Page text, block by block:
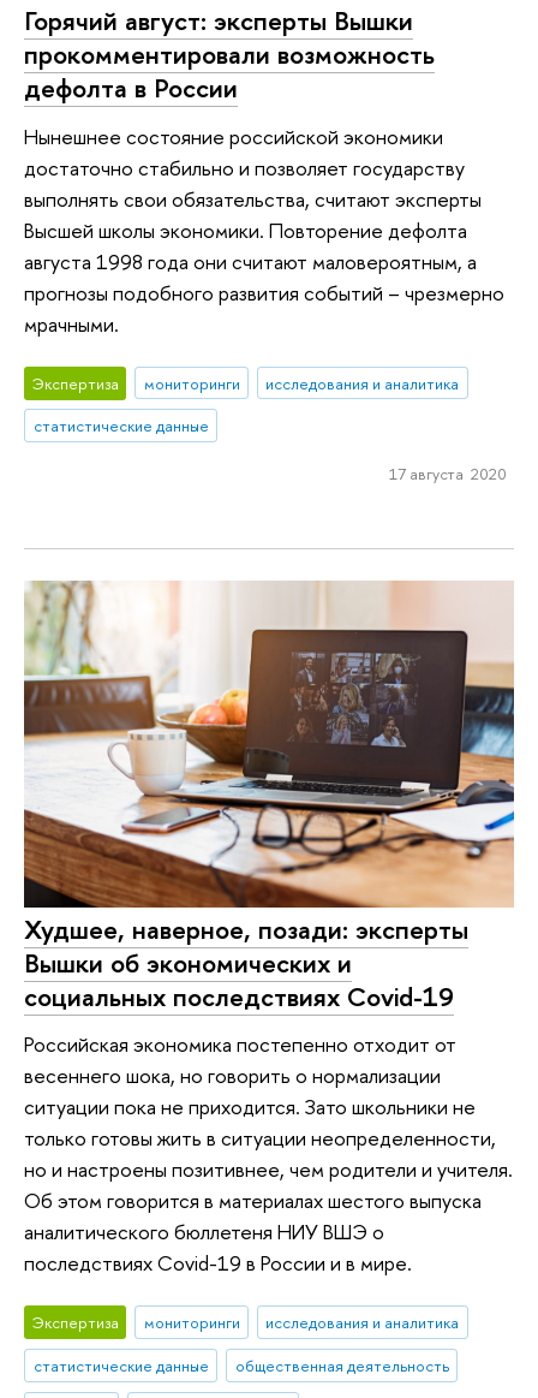
Горячий август: эксперты Вышки
прокомментировали возможность
дефолта в России
Нынешнее состояние российской экономики
достаточно стабильно и позволяет государству
выполнять свои обязательства, считают эксперты
Высшей школы экономики. Повторение дефолта
августа 1998 года они считают маловероятным, а
прогнозы подобного развития событий – чрезмерно
мрачными.
Экспертиза мониторинги
исследования и аналитика
статистические данные
17 августа 2020
Худшее, наверное, позади: эксперты
Вышки об экономических и
социальных последствиях Covid-19
Российская экономика постепенно отходит от
весеннего шока, но говорить о нормализации
ситуации пока не приходится. Зато школьники не
только готовы жить в ситуации неопределенности,
но и настроены позитивнее, чем родители и учителя.
Об этом говорится в материалах шестого выпуска
аналитического бюллетеня НИУ ВШЭ о
последствиях Covid-19 в России и в мире.
Экспертиза мониторинги
исследования и аналитика
статистические данные
общественная деятельность